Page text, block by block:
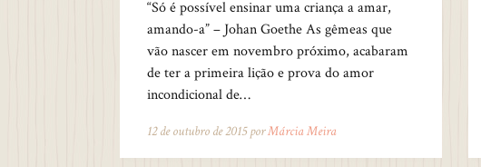
“Só é possível ensinar uma criança a amar,
amando-a” – Johan Goethe As gêmeas que
vão nascer em novembro próximo, acabaram
de ter a primeira lição e prova do amor
incondicional de…
12 de outubro de 2015 porMárcia Meira